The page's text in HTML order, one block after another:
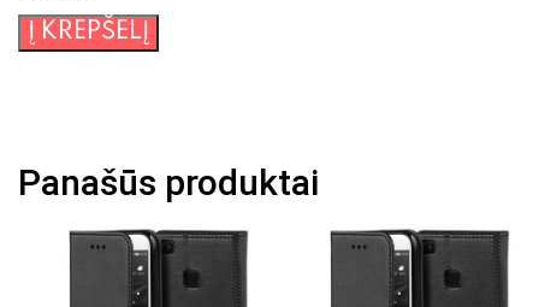
produkto
kiekis:
kompiuteriui
Acme
Į KREPŠELĮ
Panašūs produktai